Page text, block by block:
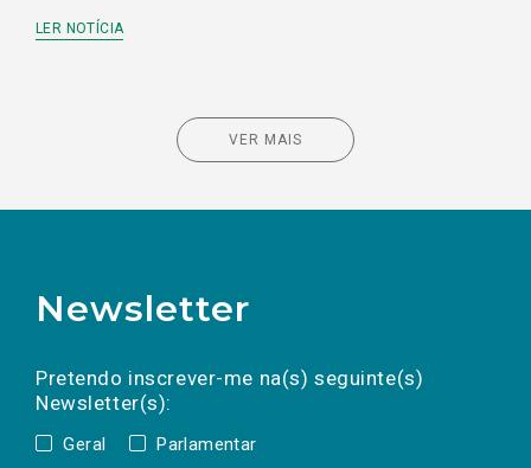
LER NOTÍCIA
VER MAIS
Newsletter
Pretendo inscrever-me na(s) seguinte(s)
Newsletter(s):
Geral Parlamentar
a(s) newsletter(s).
mail